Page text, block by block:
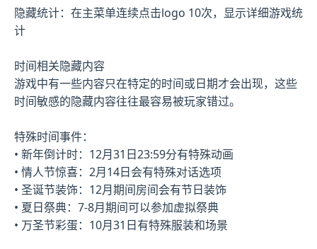
隐藏统计：在主菜单连续点击logo 10次，显示详细游戏统
计
时间相关隐藏内容
游戏中有一些内容只在特定的时间或日期才会出现，这些
时间敏感的隐藏内容往往最容易被玩家错过。
特殊时间事件：
• 新年倒计时：12月31日23:59分有特殊动画
• 情人节惊喜：2月14日会有特殊对话选项
• 圣诞节装饰：12月期间房间会有节日装饰
• 夏日祭典：7-8月期间可以参加虚拟祭典
• 万圣节彩蛋：10月31日有特殊服装和场景